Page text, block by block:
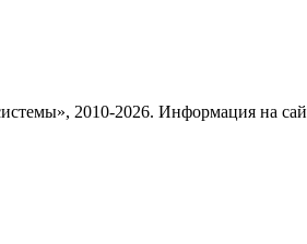
2010-2026. Информация на